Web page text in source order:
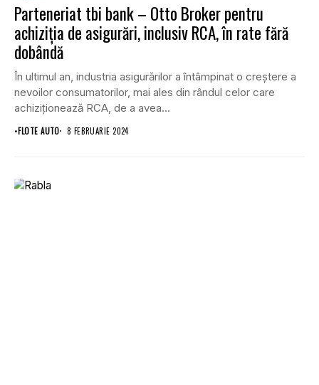
Parteneriat tbi bank – Otto Broker pentru
achiziția de asigurări, inclusiv RCA, în rate fără
dobândă
În ultimul an, industria asigurărilor a întâmpinat o creștere a
nevoilor consumatorilor, mai ales din rândul celor care
achiziționează RCA, de a avea...
•FLOTE AUTO 8 FEBRUARIE 2024